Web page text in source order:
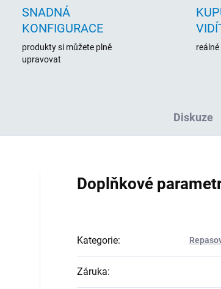
SNADNÁ
KONFIGURACE
produkty si můžete plně
upravovat
Diskuze
Doplňkové
Kategorie:
Záruka: